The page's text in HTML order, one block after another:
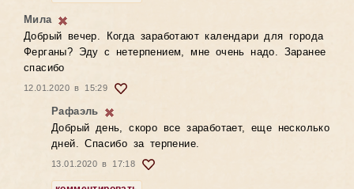
Мила
Добрый вечер. Когда заработают календари для города
Ферганы? Эду с нетерпением, мне очень надо. Заранее
спасибо
12.01.2020 в 15:29
Рафаэль
Добрый день, скоро все заработает, еще несколько
дней. Спасибо за терпение.
13.01.2020 в 17:18